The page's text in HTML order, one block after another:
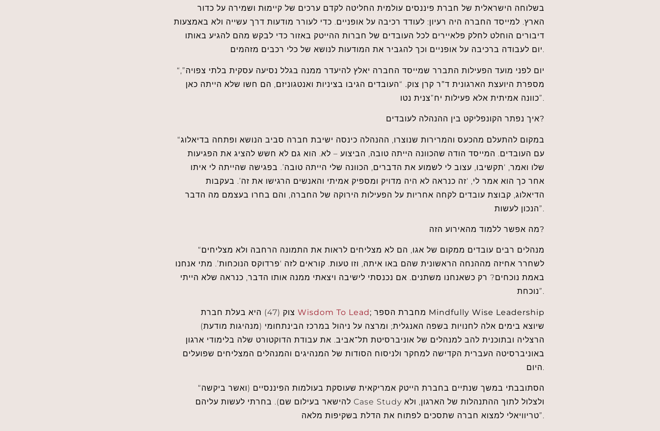
בשלוחה הישראלית של חברת פיננסים עולמית החליטה לקדם ערכים של קיימוּת ושמירה על כדור
הארץ. למייסד החברה היה רעיון: לעודד רכיבה על אופניים. כדי לעורר מודעות דרך עשייה ולא באמצעות
דיבורים הוחלט לחלק פלאיירים לכל העובדים של חברות ההייטק באזור כדי לבקש מהם להגיע באותו
יום לעבודה ברכיבה על אופניים וכך להגביר את המודעות לנושא של כלי רכבים מזהמים.
“יום לפני מועד הפעילות התברר שמייסד החברה יאלץ להיעדר ממנה בגלל נסיעה עסקית בלתי צפויה”,
מספרת היועצת הארגונית ד”ר קרן צוק. “העובדים הגיבו בציניות ואנטגוניזם, הם חשו שלא הייתה כאן
כוונה אמיתית אלא פעילות יח”צנית נטו”.
איך נפתר הקונפליקט בין ההנהלה לעובדים?
“במקום להתעלם מהכעס והמרירות שנוצרו, ההנהלה כינסה ישיבת חברה סביב הנושא ופתחה בדיאלוג
עם העובדים. המייסד הודה שהכוונה הייתה טובה, הביצוע – לא. הוא גם לא חשש להציג את הפגיעות
שלו ואמר, ‘תקשיבו, עצוב לי לשמוע את הדברים, הכוונה שלי הייתה טובה’. בפגישה שהייתה לי איתו
אחר כך הוא אמר לי, ‘זה כנראה לא היה מדויק ומספיק אמיתי והאנשים הרגישו את זה’. בעקבות
הדיאלוג, קבוצת עובדים לקחה אחריות על הפעילות הירוקה של החברה, והם בחרו בעצמם מה הדבר
הנכון לעשות”.
מה אפשר ללמוד מהאירוע הזה?
“מנהלים רבים עובדים ממקום של אגו, הם לא מצליחים לראות את התמונה הרחבה ולא מצליחים
לשחרר אחיזה מההנחה הראשונית שהם באו איתה, וזו טעות. קוראים לזה ‘פרדוקס הנוכחות’. מתי אנחנו
באמת נוכחים? רק כשאנחנו משתנים. אם נכנסתי לישיבה ויצאתי ממנה אותו הדבר, כנראה שלא הייתי
נוכחת”.
Wisdom To Lead;
Mindfully Wise Leadership
(מנהיגות מודעת) שיוצא בימים אלה לחנויות בשפה האנגלית; ומרצה על ניהול במרכז הבינתחומי
הרצליה ובתוכנית להב למנהלים של אוניברסיטת תל־אביב. את עבודת הדוקטורט שלה בלימודי ארגון
באוניברסיטה העברית הקדישה למחקר ולניסוח הסודות של המנהיגים והמנהלים המצליחים שפועלים
היום.
“הסתובבתי במשך שנתיים בחברת הייטק אמריקאית שעוסקת בעולמות הפיננסיים (ואשר ביקשה
להישאר בעילום שם). בחרתי לעשות עליהם Case Study ולצלול לתוך ההתנהלות של הארגון, ולא
טריוויאלי למצוא חברה שתסכים לפתוח את הדלת בשקיפות מלאה”.